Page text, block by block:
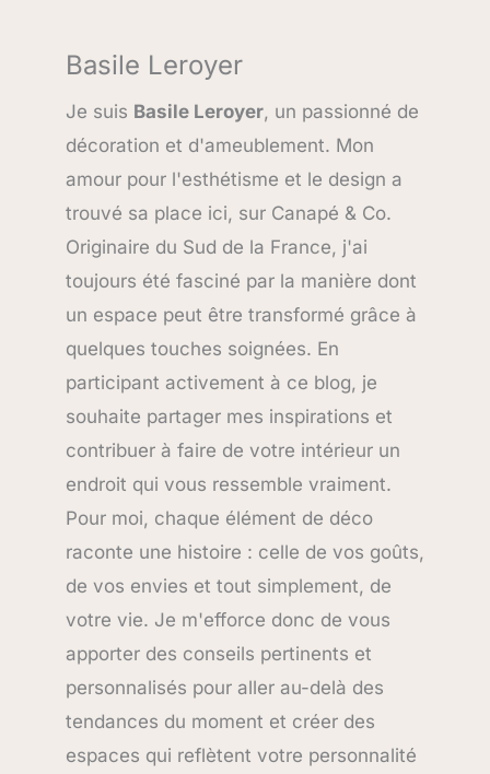
Basile Leroyer
Je suis Basile Leroyer, un passionné de
décoration et d'ameublement. Mon
amour pour l'esthétisme et le design a
trouvé sa place ici, sur Canapé & Co.
Originaire du Sud de la France, j'ai
toujours été fasciné par la manière dont
un espace peut être transformé grâce à
quelques touches soignées. En
participant activement à ce blog, je
souhaite partager mes inspirations et
contribuer à faire de votre intérieur un
endroit qui vous ressemble vraiment.
Pour moi, chaque élément de déco
raconte une histoire : celle de vos goûts,
de vos envies et tout simplement, de
votre vie. Je m'efforce donc de vous
apporter des conseils pertinents et
personnalisés pour aller au-delà des
tendances du moment et créer des
espaces qui reflètent votre personnalité